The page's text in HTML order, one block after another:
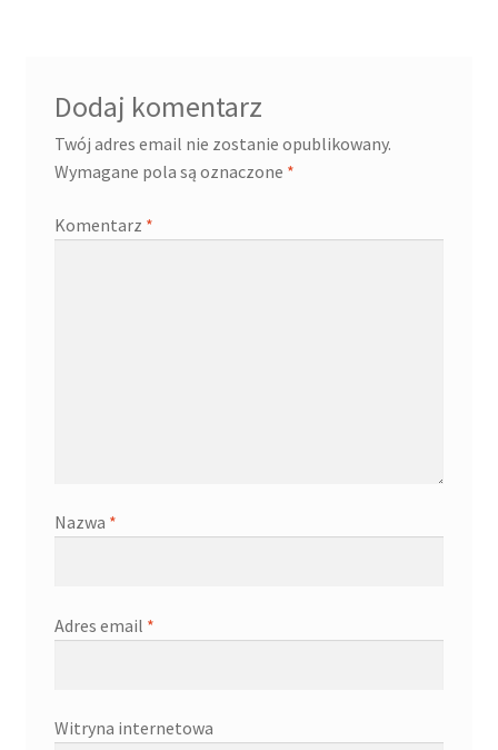
Dodaj komentarz
Twój adres email nie zostanie opublikowany.
Wymagane pola są oznaczone *
Komentarz *
Nazwa *
Adres email *
Witryna internetowa